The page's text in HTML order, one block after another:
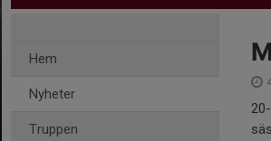
Hem
Nyheter
Truppen